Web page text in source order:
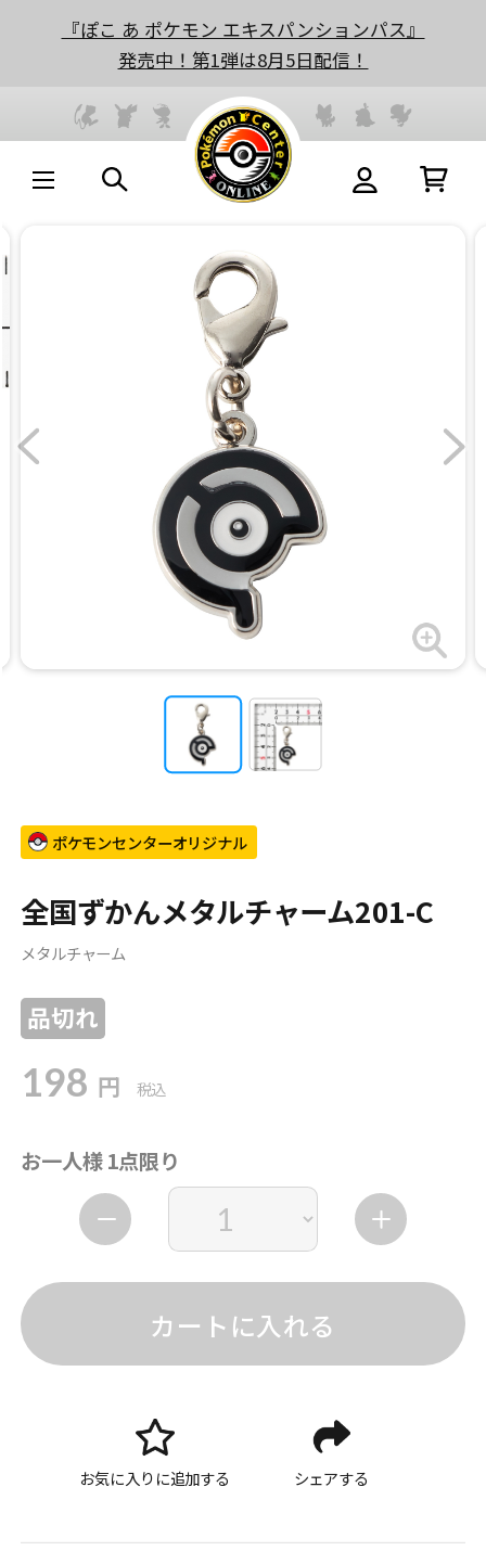
『ぽこ あ ポケモン エキスパンションパス』
発売中！第1弾は8月5日配信！
ポケモンセンターオリジナル
全国ずかんメタルチャーム201-C
メタルチャーム
品切れ
198 円 税込
お一人様 1点限り
カートに入れる
お気に入りに追加する シェアする